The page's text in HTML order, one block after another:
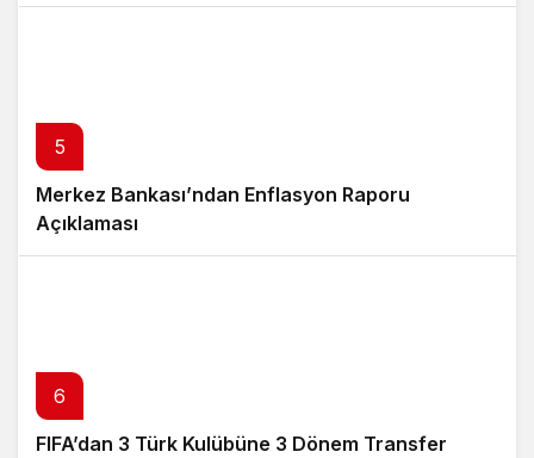
5
Merkez Bankası’ndan Enflasyon Raporu
Açıklaması
6
FIFA’dan 3 Türk Kulübüne 3 Dönem Transfer